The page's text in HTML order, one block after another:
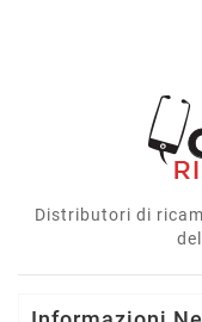
Distributori di